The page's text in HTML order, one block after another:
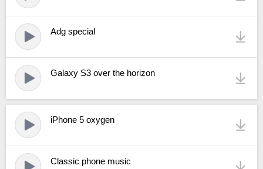
Adg special
Galaxy S3 over the horizon
iPhone 5 oxygen
Classic phone music